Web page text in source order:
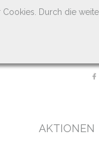
Durch die
AKTIONEN